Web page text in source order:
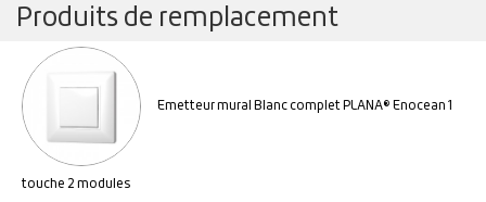
Produits de remplacement
Emetteur mural Blanc complet PLANA® Enocean 1
touche 2 modules